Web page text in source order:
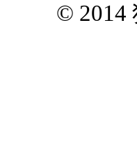
© 2014